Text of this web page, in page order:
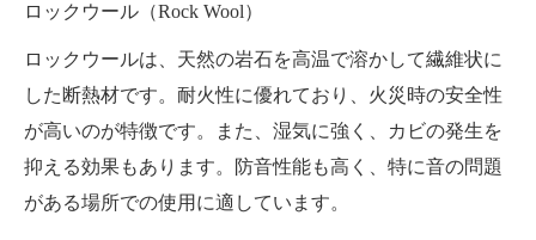
ロックウール（Rock Wool）
ロックウールは、天然の岩石を高温で溶かして繊維状に
した断熱材です。耐火性に優れており、火災時の安全性
が高いのが特徴です。また、湿気に強く、カビの発生を
抑える効果もあります。防音性能も高く、特に音の問題
がある場所での使用に適しています。